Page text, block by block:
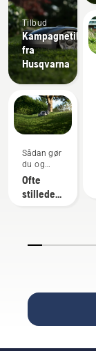
Tilbud
Kampagnetilbud
fra
Husqvarna
Sådan gør
du og
vejledninger
Ofte
stillede
Automower®